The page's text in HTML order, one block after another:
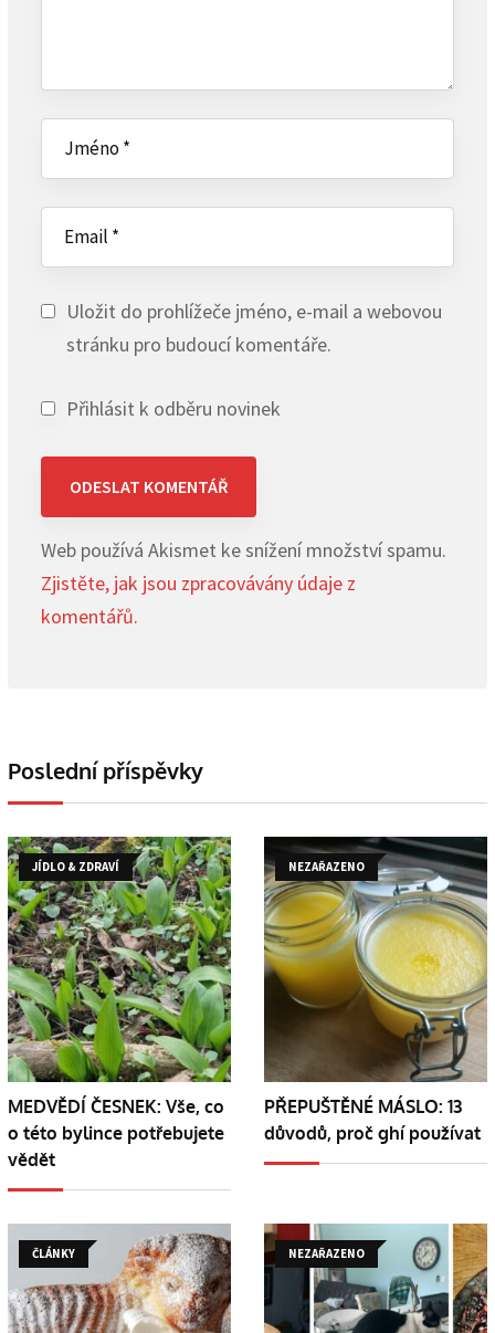
Uložit do prohlížeče jméno, e-mail a webovou
stránku pro budoucí komentáře.
Přihlásit k odběru novinek
Web používá Akismet ke snížení množství spamu.
Zjistěte, jak jsou zpracovávány údaje z
komentářů.
Poslední příspěvky
JÍDLO & ZDRAVÍ
MEDVĚDÍ ČESNEK: Vše, co
o této bylince potřebujete
vědět
NEZAŘAZENO
PŘEPUŠTĚNÉ MÁSLO: 13
důvodů, proč ghí používat
ČLÁNKY NEZAŘAZENO